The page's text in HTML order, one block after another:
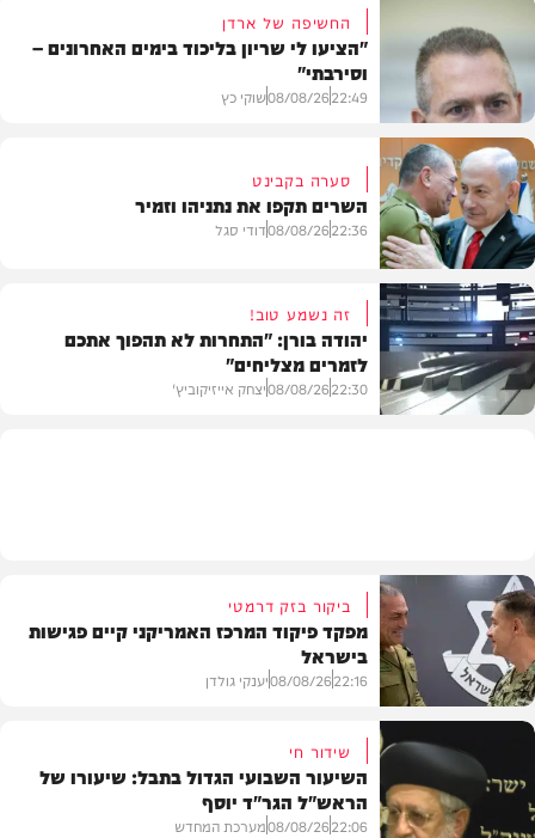
חדשות
החשיפה של ארדן
"הציעו לי שריון בליכוד בימים האחרונים –
וסירבתי"
22:49
08/08/26שוקי כץ
מדיני
סערה בקבינט
השרים תקפו את נתניהו וזמיר
22:36
08/08/26דודי סגל
זה נשמע טוב!
יהודה בורן: "התחרות לא תהפוך אתכם
לזמרים מצליחים"
22:30
08/08/26יצחק אייזיקוביץ'
חדשות
ביקור בזק דרמטי
מפקד פיקוד המרכז האמריקני קיים פגישות
בישראל
22:16
08/08/26יענקי גולדן
שידור חי
השיעור השבועי הגדול בתבל: שיעורו של
הראש"ל הגר"ד יוסף
22:06
08/08/26מערכת המחדש